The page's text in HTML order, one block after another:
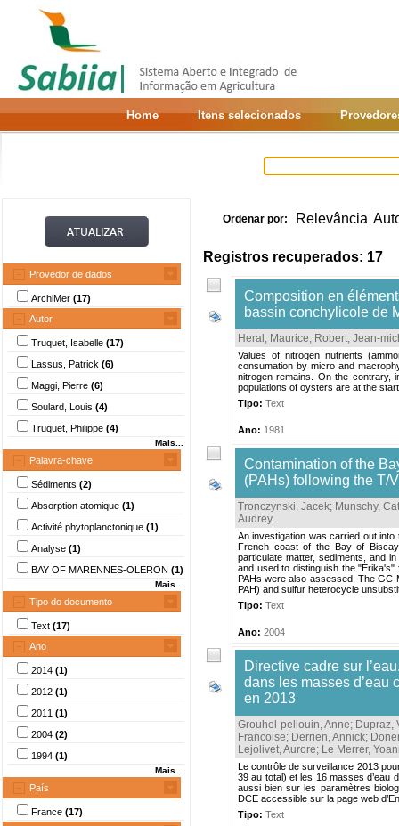
Home Itens selecionados
Provedor de dados
ArchiMer (17)
Autor
Truquet, Isabelle (17)
Lassus, Patrick (6)
Maggi, Pierre (6)
Soulard, Louis (4)
Truquet, Philippe (4)
Mais...
Palavra-chave
Sédiments (2)
Absorption atomique (1)
Activité phytoplanctonique (1)
Analyse (1)
BAY OF MARENNES-OLERON (1)
Mais...
Tipo do documento
Text (17)
Ano
2014 (1)
2012 (1)
2011 (1)
2004 (2)
1994 (1)
Mais...
País
France (17)
Ordenar por: Relevância
Registros recuperados: 17
Composition en
bassin conchylicole de
Heral, Maurice; Robert, Jean-
Values of nitrogen nutrients
consumation by micro and
nitrogen remains. On the contrary,
populations of oysters are at the
Tipo: Text
Ano: 1981
Contamination of the
(PAHs) following the T/
Tronczynski, Jacek; Munschy,
Audrey.
An investigation was carried out
French coast of the Bay of
particulate matter, sediments, and
and used to distinguish the
PAHs were also assessed. The
PAH) and sulfur heterocycle
Tipo: Text
Ano: 2004
Directive cadre sur
dans les masses d’eau
en 2013
Grouhel-pellouin, Anne; Dupraz,
Francoise; Derrien, Annick;
Lejolivet, Aurore; Le Merrer,
Le contrôle de surveillance 2013
39 au total) et les 16 masses d’eau
aussi bien sur les paramètres
DCE accessible sur la page web
Tipo: Text